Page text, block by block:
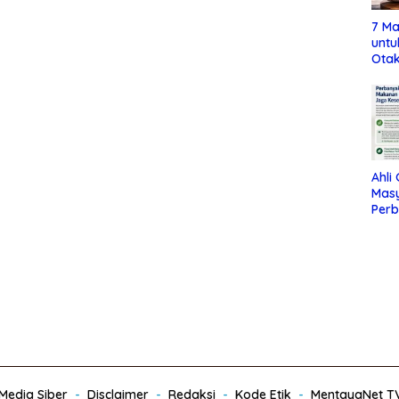
7
Ahli
Siber Disclaimer Redaksi Kode Etik MentayaNet